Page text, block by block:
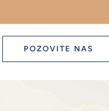
POZOVITE NAS